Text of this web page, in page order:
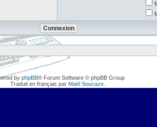
by phpBB® Forum Software © phpBB Group
Traduit en français par Maël Soucaze.